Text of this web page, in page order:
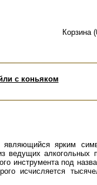
Корзина
с коньяком
ярким
ведущих
инструмента под
исчисляется